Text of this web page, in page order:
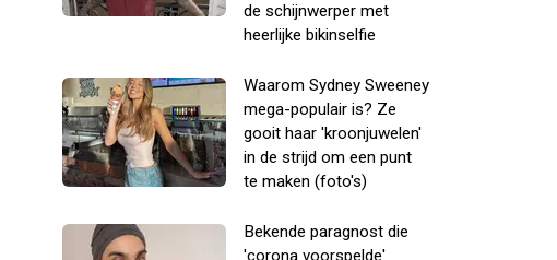
de schijnwerper met
heerlijke bikinselfie
Waarom Sydney Sweeney
mega-populair is? Ze
gooit haar 'kroonjuwelen'
in de strijd om een punt
te maken (foto's)
Bekende paragnost die
'corona voorspelde'